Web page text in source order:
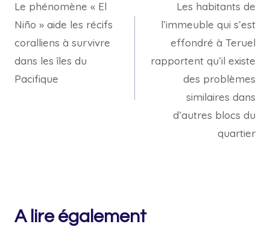
de
l’article
Le phénomène « El
Niño » aide les récifs
coralliens à survivre
dans les îles du
Pacifique
Les habitants de
l’immeuble qui s’est
effondré à Teruel
rapportent qu’il existe
des problèmes
similaires dans
d’autres blocs du
quartier
A lire également